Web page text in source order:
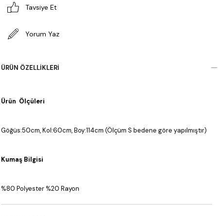
Tavsiye Et
Yorum Yaz
ÜRÜN ÖZELLIKLERI
Ürün Ölçüleri
Göğüs:50cm, Kol:60cm, Boy:114cm (Ölçüm S bedene göre yapılmıştır)
Kumaş Bilgisi
%80 Polyester %20 Rayon